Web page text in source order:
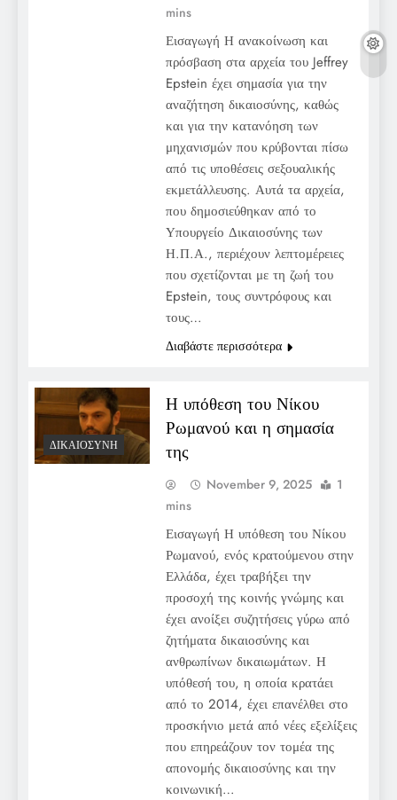
mins
Εισαγωγή Η ανακοίνωση και
πρόσβαση στα αρχεία του Jeffrey
Epstein έχει σημασία για την
αναζήτηση δικαιοσύνης, καθώς
και για την κατανόηση των
μηχανισμών που κρύβονται πίσω
από τις υποθέσεις σεξουαλικής
εκμετάλλευσης. Αυτά τα αρχεία,
που δημοσιεύθηκαν από το
Υπουργείο Δικαιοσύνης των
Η.Π.Α., περιέχουν λεπτομέρειες
που σχετίζονται με τη ζωή του
Epstein, τους συντρόφους και
τους…
Διαβάστε περισσότερα
ΔΙΚΑΙΟΣΎΝΗ
Η υπόθεση του Νίκου
Ρωμανού και η σημασία
της
November 9, 2025
1
mins
Εισαγωγή Η υπόθεση του Νίκου
Ρωμανού, ενός κρατούμενου στην
Ελλάδα, έχει τραβήξει την
προσοχή της κοινής γνώμης και
έχει ανοίξει συζητήσεις γύρω από
ζητήματα δικαιοσύνης και
ανθρωπίνων δικαιωμάτων. Η
υπόθεσή του, η οποία κρατάει
από το 2014, έχει επανέλθει στο
προσκήνιο μετά από νέες εξελίξεις
που επηρεάζουν τον τομέα της
απονομής δικαιοσύνης και την
κοινωνική…